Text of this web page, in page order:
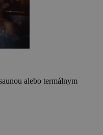
alebo termálnym